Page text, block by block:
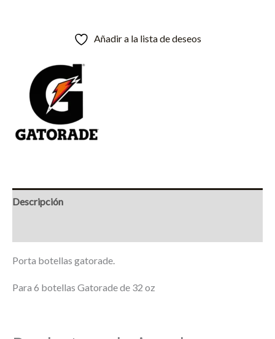
Añadir a la lista de deseos
Descripción
Porta botellas gatorade.
Para 6 botellas Gatorade de 32 oz